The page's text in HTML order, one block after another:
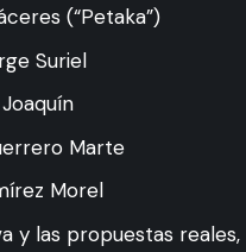
(“Petaka”)
Suriel
Marte
Morel
y las propuestas reales,